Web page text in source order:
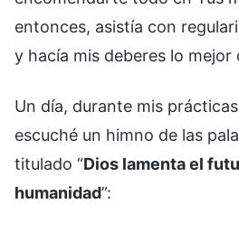
entonces, asistía con
y hacía mis deberes lo mejor
Un día, durante mis
escuché un himno de las
titulado “Dios lamenta el
humanidad”: